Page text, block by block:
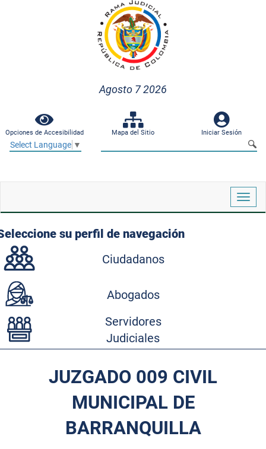
Agosto 7 2026
Opciones de Accesibilidad Mapa del Sitio Iniciar Sesión
Select Language ▼
su perfil de navegación
Ciudadanos
Abogados
Servidores
Judiciales
JUZGADO 009 CIVIL
MUNICIPAL DE
BARRANQUILLA